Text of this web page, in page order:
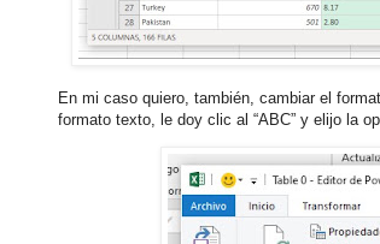
En mi caso quiero, también, cambiar el
formato texto, le doy clic al “ABC” y elijo la